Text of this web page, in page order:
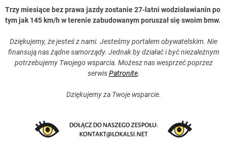
Trzy miesiące bez prawa jazdy zostanie 27-latni wodzisławianin po
tym jak 145 km/h w terenie zabudowanym poruszał się swoim bmw.
Dziękujemy, że jesteś z nami. Jesteśmy portalem obywatelskim. Nie
finansują nas żądne samorządy. Jednak by działać i być niezależnym
potrzebujemy Twojego wsparcia. Możesz nas wesprzeć poprzez
serwisPatronite.
Dziękujemy za Twoje wsparcie.